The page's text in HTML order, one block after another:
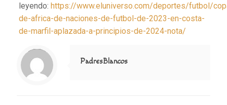
leyendo: https://www.eluniverso.com/deportes/futbol/
de-africa-de-naciones-de-futbol-de-2023-en-costa-
de-marfil-aplazada-a-principios-de-2024-nota/
Notice
: Trying to access array offset on value of type null in
/home/misioner/public_html/padresblancos/themes/betheme/includes/content-single.php
on line
286
PadresBlancos